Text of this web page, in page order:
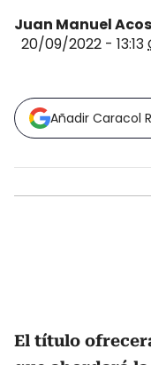
Juan Manuel
20/09/2022 - 13:13
Añadir Caracol
El título